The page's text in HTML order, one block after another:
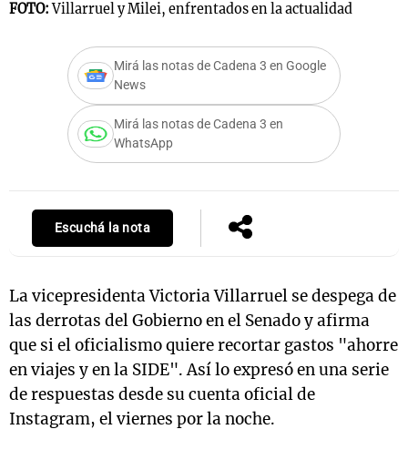
FOTO:Villarruel y Milei, enfrentados en la actualidad
Mirá las notas de Cadena 3 en Google
News
Mirá las notas de Cadena 3 en
WhatsApp
Escuchá la nota
La vicepresidenta Victoria Villarruel se despega de
las derrotas del Gobierno en el Senado y afirma
que si el oficialismo quiere recortar gastos "ahorre
en viajes y en la SIDE". Así lo expresó en una serie
de respuestas desde su cuenta oficial de
Instagram, el viernes por la noche.
Notas
Mundial 2026
La Sole en
Cadena 3